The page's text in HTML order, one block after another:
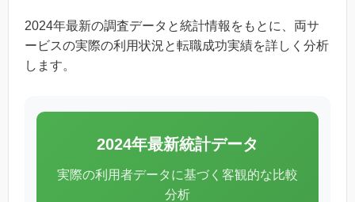
2024年最新の調査データと統計情報をもとに、両サ
ービスの実際の利用状況と転職成功実績を詳しく分析
します。
2024年最新統計データ
実際の利用者データに基づく客観的な比較
分析